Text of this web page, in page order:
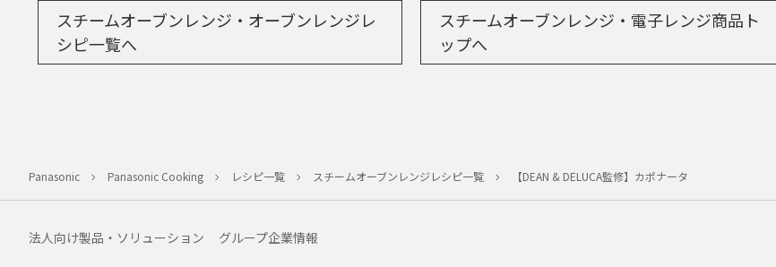
スチームオーブンレンジ・オーブンレンジレ
シピ一覧へ
スチームオーブンレンジ・電子レンジ商品ト
ップへ
Panasonic Panasonic Cooking レシピ一覧 スチームオーブンレンジレシピ一覧 【DEAN & DELUCA監修】カポナータ
法人向け製品・ソリューション グループ企業情報